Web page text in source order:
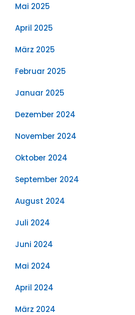
Mai 2025
April 2025
März 2025
Februar 2025
Januar 2025
Dezember 2024
November 2024
Oktober 2024
September 2024
August 2024
Juli 2024
Juni 2024
Mai 2024
April 2024
März 2024